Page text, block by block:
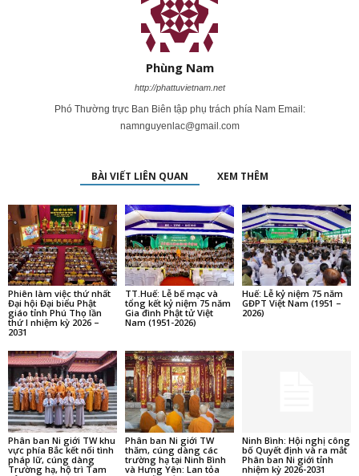
Phùng Nam
http://phattuvietnam.net
Phó Thường trực Ban Biên tập phụ trách phía Nam Email:
namnguyenlac@gmail.com
BÀI VIẾT LIÊN QUAN XEM THÊM
Phiên làm việc thứ nhất
Đại hội Đại biểu Phật
giáo tỉnh Phú Thọ lần
thứ I nhiệm kỳ 2026 –
2031
TT.Huế: Lễ bế mạc và
tổng kết kỷ niệm 75 năm
Gia đình Phật tử Việt
Nam (1951-2026)
Huế: Lễ kỷ niệm 75 năm
GĐPT Việt Nam (1951 –
2026)
Phân ban Ni giới TW khu
vực phía Bắc kết nối tình
pháp lữ, cúng dàng
Trường hạ, hộ trì Tam
Phân ban Ni giới TW
thăm, cúng dàng các
trường hạ tại Ninh Bình
và Hưng Yên: Lan tỏa
Ninh Bình: Hội nghị công
bố Quyết định và ra mắt
Phân ban Ni giới tỉnh
nhiệm kỳ 2026-2031